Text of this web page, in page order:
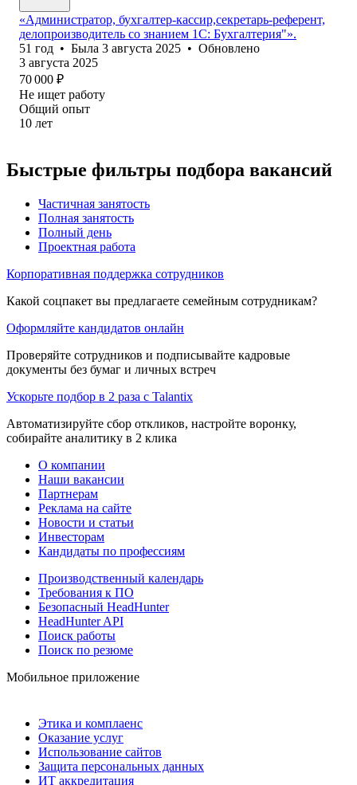
«Администратор, бухгалтер-кассир,секретарь-референт,
делопроизводитель со знанием 1С: Бухгалтерия"».
51 год • Была 3 августа 2025 • Обновлено
3 августа 2025
70 000 ₽
Не ищет работу
Общий опыт
10 лет
Быстрые фильтры подбора вакансий
Частичная занятость
Полная занятость
Полный день
Проектная работа
Корпоративная поддержка сотрудников
Какой соцпакет вы предлагаете семейным сотрудникам?
Оформляйте кандидатов онлайн
Проверяйте сотрудников и подписывайте кадровые
документы без бумаг и личных встреч
Ускорьте подбор в 2 раза с Talantix
Автоматизируйте сбор откликов, настройте воронку,
собирайте аналитику в 2 клика
О компании
Наши вакансии
Партнерам
Реклама на сайте
Новости и статьи
Инвесторам
Кандидаты по профессиям
Производственный календарь
Требования к ПО
Безопасный HeadHunter
HeadHunter API
Поиск работы
Поиск по резюме
Мобильное приложение
Этика и комплаенс
Оказание услуг
Использование сайтов
Защита персональных данных
ИТ аккредитация